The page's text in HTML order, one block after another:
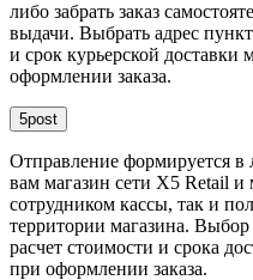
либо забрать заказ
выдачи. Выбрать адрес
и срок курьерской доставки
оформлении заказа.
5post
Отправление формируется
вам магазин сети X5 Retail
сотрудником кассы, так и
территории магазина. Выбор
расчет стоимости и срока
при оформлении заказа.